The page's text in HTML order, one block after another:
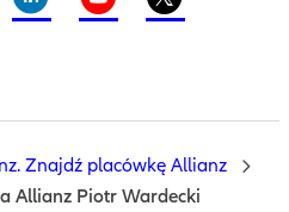
Znajdź placówkę Allianz
Allianz Piotr Wardecki